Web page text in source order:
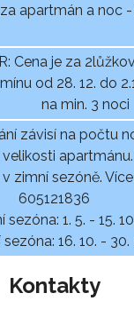
za apartmán a noc
Cena je za
od 28. 12. do
na min. 3 noci
závisí na počtu
zimní sezóně.
605121836
sezóna: 1. 5. - 15.
16. 10. - 30.
Kontakty